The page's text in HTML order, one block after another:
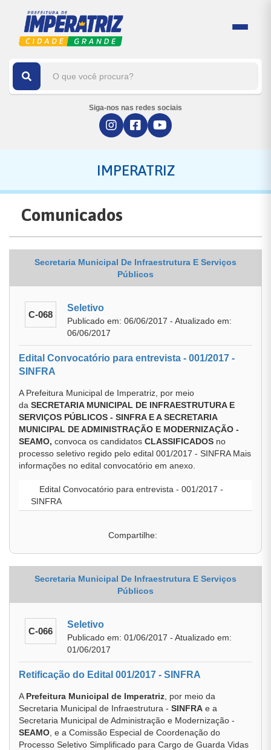
Siga-nos nas redes sociais
IMPERATRIZ
Comunicados
Secretaria Municipal De Infraestrutura E Serviços
Públicos
C-068
Seletivo
Publicado em: 06/06/2017 - Atualizado em:
06/06/2017
Edital Convocatório para entrevista - 001/2017 -
SINFRA
A Prefeitura Municipal de Imperatriz, por meio
da SECRETARIA MUNICIPAL DE INFRAESTRUTURA E
SERVIÇOS PÚBLICOS - SINFRA E A SECRETARIA
MUNICIPAL DE ADMINISTRAÇÃO E MODERNIZAÇÃO -
SEAMO, convoca os candidatos CLASSIFICADOS no
processo seletivo regido pelo edital 001/2017 - SINFRA Mais
informações no edital convocatório em anexo.
Edital Convocatório para entrevista - 001/2017 -
SINFRA
Compartilhe:
Secretaria Municipal De Infraestrutura E Serviços
Públicos
C-066
Seletivo
Publicado em: 01/06/2017 - Atualizado em:
01/06/2017
Retificação do Edital 001/2017 - SINFRA
A Prefeitura Municipal de Imperatriz , por meio da
Secretaria Municipal de Infraestrutura - SINFRA e a
Secretaria Municipal de Administração e Modernização -
SEAMO , e a Comissão Especial de Coordenação do
Processo Seletivo Simplificado para Cargo de Guarda Vidas